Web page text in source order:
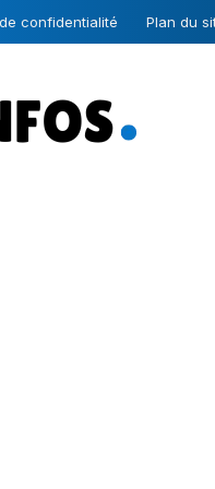
confidentialité Plan du